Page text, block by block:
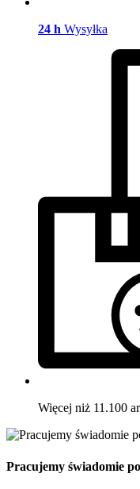
24 h Wysyłka
Więcej niż 11.100
Pracujemy świadomie